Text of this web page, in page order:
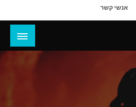
אנשי קשר